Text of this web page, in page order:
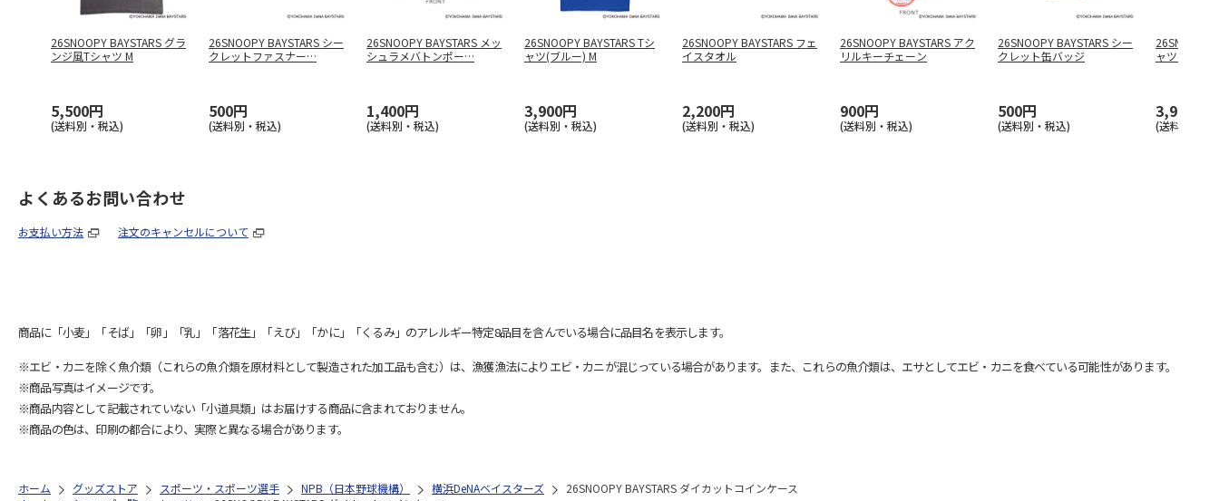
26SNOOPY BAYSTARS グラ
ンジ風Tシャツ M
5,500円
(送料別・税込)
26SNOOPY BAYSTARS シー
クレットファスナー…
500円
(送料別・税込)
26SNOOPY BAYSTARS メッ
シュラメバトンポー…
1,400円
(送料別・税込)
26SNOOPY BAYSTARS Tシ
ャツ(ブルー) M
3,900円
(送料別・税込)
26SNOOPY BAYSTARS フェ
イスタオル
2,200円
(送料別・税込)
26SNOOPY BAYSTARS アク
リルキーチェーン
900円
(送料別・税込)
26SNOOPY BAYSTARS シー
クレット缶バッジ
500円
(送料別・税込)
26SNOOPY
ャツ(ホワイ
3,900円
(送料別・税
よくあるお問い合わせ
お支払い方法 注文のキャンセルについて
商品に「小麦」「そば」「卵」「乳」「落花生」「えび」「かに」「くるみ」のアレルギー特定8品目を含んでいる場合に品目名を表示します。
※エビ・カニを除く魚介類（これらの魚介類を原材料として製造された加工品も含む）は、漁獲漁法によりエビ・カニが混じっている場合があります。また、これらの魚介類は、エサとしてエビ・カニを食べている可能性があります。
※商品写真はイメージです。
※商品内容として記載されていない「小道具類」はお届けする商品に含まれておりません。
※商品の色は、印刷の都合により、実際と異なる場合があります。
ホーム グッズストア スポーツ・スポーツ選手 NPB（日本野球機構） 横浜DeNAベイスターズ
26SNOOPY BAYSTARS ダイカットコインケース